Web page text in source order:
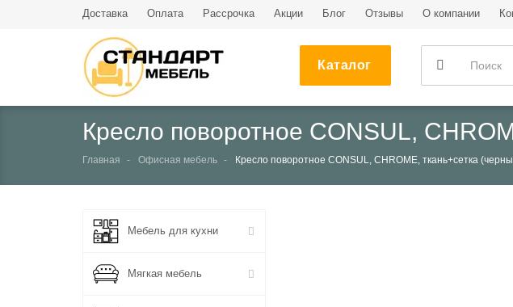
Доставка Оплата Рассрочка Акции Блог Отзывы О компании
Каталог
Кресло поворотное CONSUL,
Главная Офисная мебель Кресло поворотное CONSUL, CHROME, ткань+сетка
Мебель для кухни
Мягкая мебель